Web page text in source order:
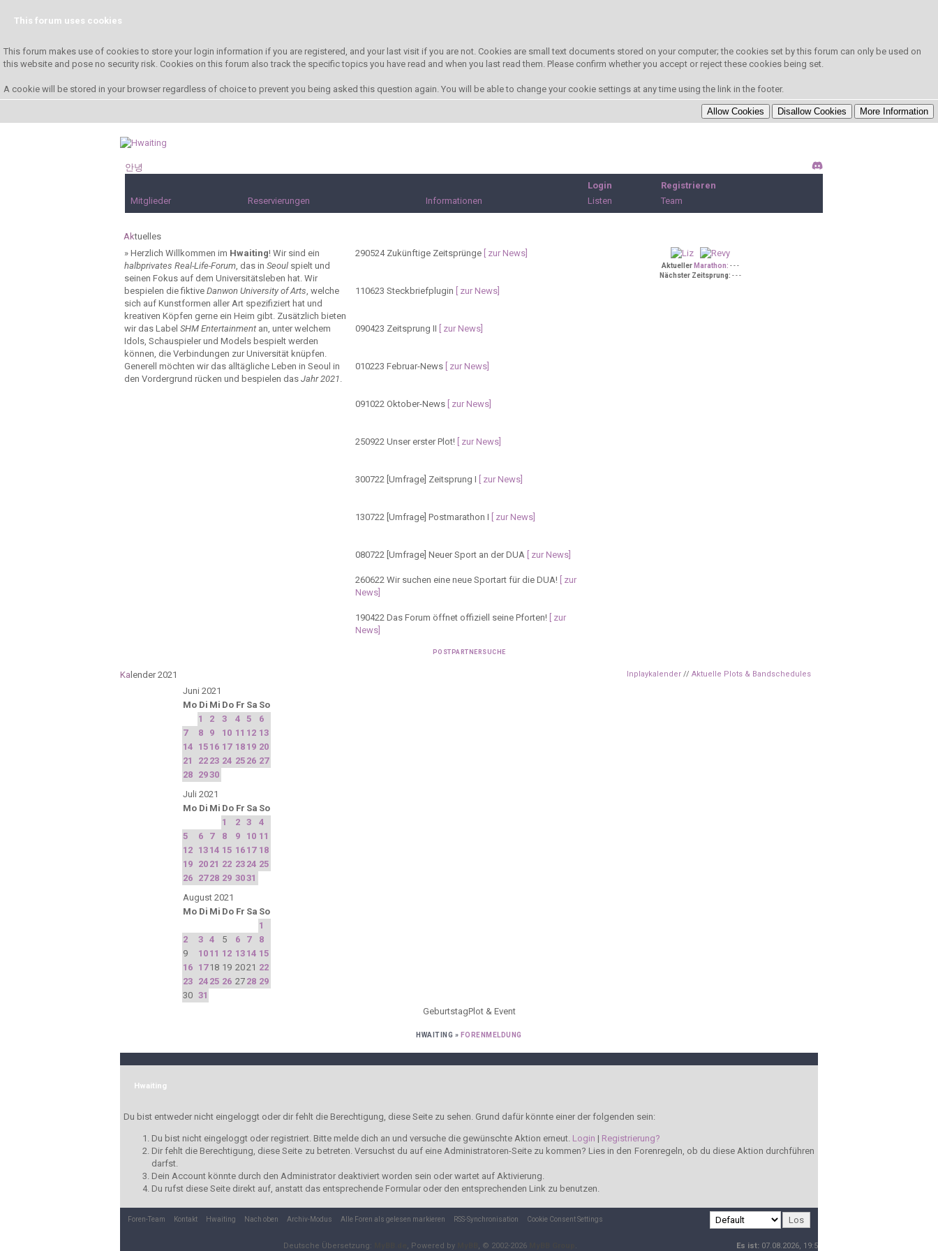
This forum uses cookies
This forum makes use of cookies to store your login information if you are registered, and your last visit if you are not. Cookies are small text documents stored on your computer; the cookies set by this forum can only be used on
this website and pose no security risk. Cookies on this forum also track the specific topics you have read and when you last read them. Please confirm whether you accept or reject these cookies being set.
A cookie will be stored in your browser regardless of choice to prevent you being asked this question again. You will be able to change your cookie settings at any time using the link in the footer.
안녕
Login
Registrieren
Mitglieder
Reservierungen Informationen Listen Team
Aktuelles
» Herzlich Willkommen im Hwaiting! Wir sind ein
halbprivates Real-Life-Forum, das in Seoul spielt und
seinen Fokus auf dem Universitätsleben hat. Wir
bespielen die fiktive Danwon University of Arts, welche
sich auf Kunstformen aller Art spezifiziert hat und
kreativen Köpfen gerne ein Heim gibt. Zusätzlich bieten
wir das Label SHM Entertainment an, unter welchem
Idols, Schauspieler und Models bespielt werden
können, die Verbindungen zur Universität knüpfen.
Generell möchten wir das alltägliche Leben in Seoul in
den Vordergrund rücken und bespielen das Jahr 2021.
290524Zukünftige Zeitsprünge [ zur News]
110623 Steckbriefplugin [ zur News]
090423 Zeitsprung II [ zur News]
010223 Februar-News [ zur News]
091022 Oktober-News [ zur News]
250922 Unser erster Plot! [ zur News]
300722 [Umfrage] Zeitsprung I [ zur News]
130722 [Umfrage] Postmarathon I [ zur News]
080722 [Umfrage] Neuer Sport an der DUA [ zur News]
260622 Wir suchen eine neue Sportart für die DUA!
[ zur
News]
190422 Das Forum öffnet offiziell seine Pforten!
[ zur
News]
Aktueller Marathon: - - -
Nächster Zeitsprung: - - -
POSTPARTNERSUCHE
Ka lender 2021 Inplaykalender // Aktuelle Plots & Bandschedules
Juni 2021
Mo Di Mi Do Fr Sa So
1
2 3 4 5
6
7
8 9 10 11 12 13
14 15 16 17 18 19 20
21
22 23 24 25 26 27
28 2930
Juli 2021
Mo Di Mi Do Fr Sa So
1
2 3
4
5
6 7 8 9 10 11
12 13 14 15 16 17 18
19 20 21 22 23 24 25
26 27 28 29 3031
August 2021
Mo Di Mi Do Fr Sa So
1
2
3 4 5 6 7
8
9
10 11 12 13 14 15
16 17 18 19 2021 22
23 24 25 26 27 28 29
30 31
GeburtstagPlot & Event
HWAITING » FORENMELDUNG
Hwaiting
Du bist entweder nicht eingeloggt oder dir fehlt die Berechtigung, diese Seite zu sehen. Grund dafür könnte einer der folgenden sein:
Du bist nicht eingeloggt oder registriert. Bitte melde dich an und versuche die gewünschte Aktion erneut. Login | Registrierung?
Dir fehlt die Berechtigung, diese Seite zu betreten. Versuchst du auf eine Administratoren-Seite zu kommen? Lies in den Forenregeln, ob du diese Aktion durchführen
darfst.
Dein Account könnte durch den Administrator deaktiviert worden sein oder wartet auf Aktivierung.
Du rufst diese Seite direkt auf, anstatt das entsprechende Formular oder den entsprechenden Link zu benutzen.
Foren-Team Kontakt Hwaiting Nach oben Archiv-Modus Alle Foren als gelesen markieren RSS-Synchronisation Cookie Consent Settings
Es ist: 07.08.2026, 19:52
Deutsche Übersetzung: , Powered by , © 2002-2026 .